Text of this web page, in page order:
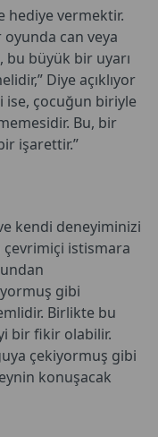
hediye vermektir.
can veya
bu büyük bir uyarı
Diye açıklıyor
ise, çocuğun biriyle
Bu, bir
işarettir.”
kendi deneyiminizi
çevrimiçi istismara
gibi
Birlikte bu
bir fikir olabilir.
çekiyormuş gibi
konuşacak